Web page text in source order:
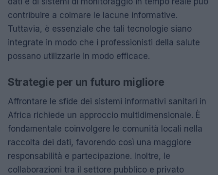
contribuire a colmare le lacune informative.
Tuttavia, è essenziale che tali tecnologie siano
integrate in modo che i professionisti della salute
possano utilizzarle in modo efficace.
Strategie per un futuro migliore
Affrontare le sfide dei sistemi informativi sanitari in
Africa richiede un approccio multidimensionale. È
fondamentale coinvolgere le comunità locali nella
raccolta dei dati, favorendo così una maggiore
responsabilità e partecipazione. Inoltre, le
collaborazioni tra il settore pubblico e privato